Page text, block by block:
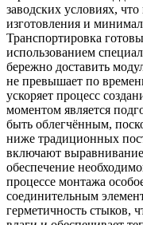
заводских условиях,
изготовления и
Транспортировка
использованием
бережно доставить
не превышает по
ускоряет процесс
моментом является
быть облегчённым,
ниже традиционных
включают
обеспечение
процессе монтажа
соединительным
герметичность стыков,